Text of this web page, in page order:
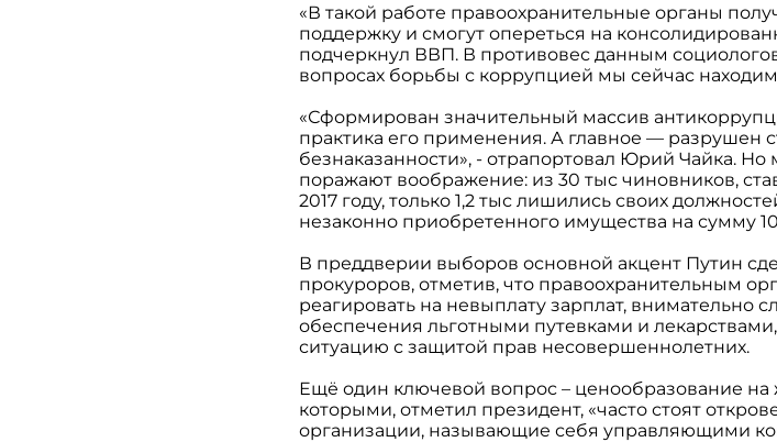
«В такой работе правоохранительные органы
поддержку и смогут опереться на
подчеркнул ВВП. В противовес данным
вопросах борьбы с коррупцией мы сейчас
«Сформирован значительный массив
практика его применения. А главное — разрушен
безнаказанности», - отрапортовал Юрий Чайка.
поражают воображение: из 30 тыс чиновников,
2017 году, только 1,2 тыс лишились своих
незаконно приобретенного имущества на сумму
В преддверии выборов основной акцент Путин
прокуроров, отметив, что правоохранительным
реагировать на невыплату зарплат, внимательно
обеспечения льготными путевками и
ситуацию с защитой прав несовершеннолетних.
Ещё один ключевой вопрос – ценообразование
которыми, отметил президент, «часто стоят
организации, называющие себя управляющими